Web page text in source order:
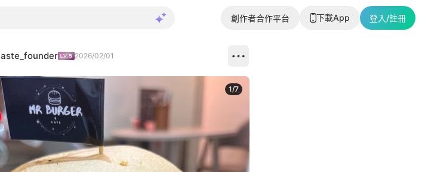
創作者合作平台 下載App 登入/註冊
2026/02/01
1/7